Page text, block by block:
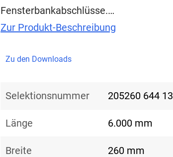
Fensterbankabschlüsse.…
Zur Produkt-Beschreibung
Zu den Downloads
Selektionsnummer 205260 644 13
Länge 6.000 mm
Breite 260 mm